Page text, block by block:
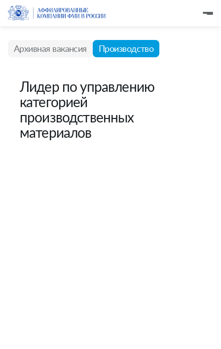
Архивная вакансия Производство
Лидер по управлению
категорией
производственных
материалов